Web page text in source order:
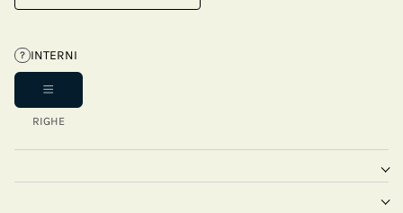
? INTERNI
RIGHE